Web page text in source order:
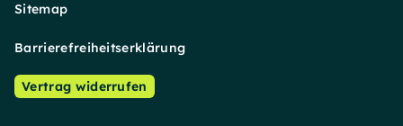
Sitemap
Barrierefreiheitserklärung
Vertrag widerrufen